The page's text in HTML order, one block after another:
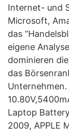
Internet- und
Microsoft,
das
eigene
dominieren
das
Laptop
2009, APPLE